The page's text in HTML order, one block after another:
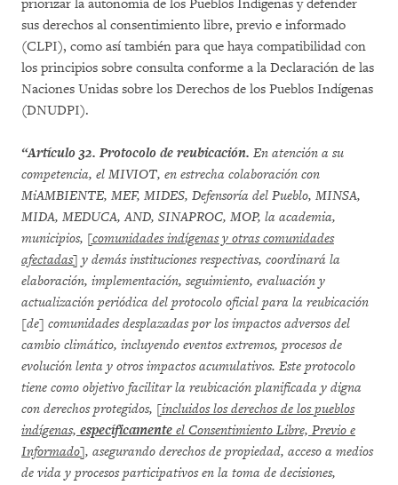
priorizar la autonomía de los Pueblos Indígenas y defender
sus derechos al consentimiento libre, previo e informado
(CLPI), como así también para que haya compatibilidad con
los principios sobre consulta conforme a la Declaración de las
Naciones Unidas sobre los Derechos de los Pueblos Indígenas
(DNUDPI).
“Artículo 32. Protocolo de reubicación. En atención a su
competencia, el MIVIOT, en estrecha colaboración con
MiAMBIENTE, MEF, MIDES, Defensoría del Pueblo, MINSA,
MIDA, MEDUCA, AND, SINAPROC, MOP, la academia,
municipios, [comunidades indígenas y otras comunidades
afectadas] y demás instituciones respectivas, coordinará la
elaboración, implementación, seguimiento, evaluación y
actualización periódica del protocolo oficial para la reubicación
[de] comunidades desplazadas por los impactos adversos del
cambio climático, incluyendo eventos extremos, procesos de
evolución lenta y otros impactos acumulativos. Este protocolo
tiene como objetivo facilitar la reubicación planificada y digna
con derechos protegidos, [incluidos los derechos de los pueblos
indígenas, específicamente el Consentimiento Libre, Previo e
Informado], asegurando derechos de propiedad, acceso a medios
de vida y procesos participativos en la toma de decisiones,